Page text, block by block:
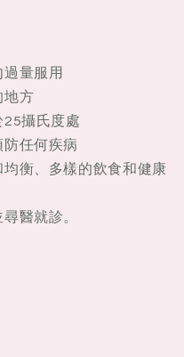
量服用
地方
25攝氏度處
任何疾病
衡、多樣的飲食和健康
醫就診。